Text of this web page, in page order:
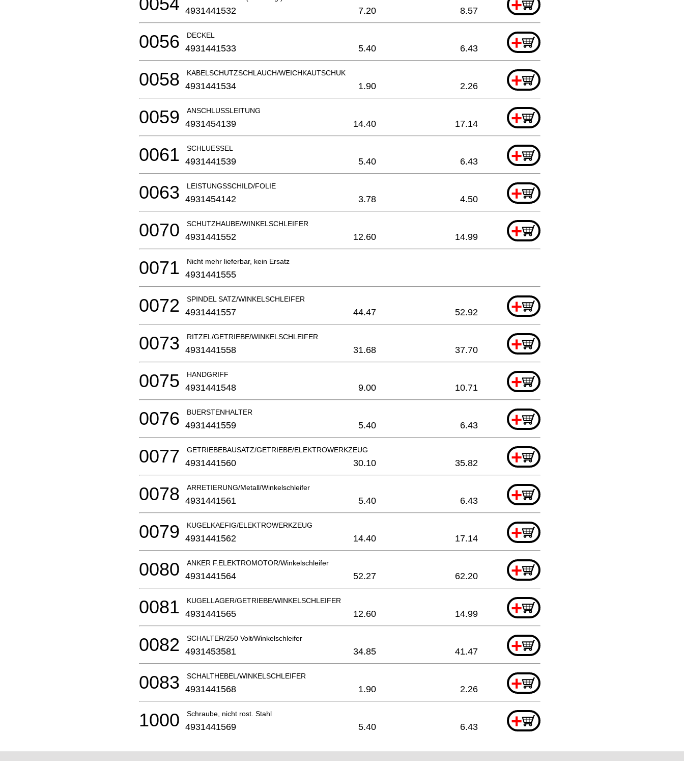
+
4931441532 7.20 8.57
DECKEL +
0056 4931441533 5.40 6.43
KABELSCHUTZSCHLAUCH/WEICHKAUTSCHUK +
0058 4931441534 1.90 2.26
ANSCHLUSSLEITUNG +
0059 4931454139 14.40 17.14
SCHLUESSEL +
0061 4931441539 5.40 6.43
LEISTUNGSSCHILD/FOLIE +
0063 4931454142 3.78 4.50
SCHUTZHAUBE/WINKELSCHLEIFER +
0070 4931441552 12.60 14.99
Nicht mehr lieferbar, kein Ersatz
0071 4931441555
SPINDEL SATZ/WINKELSCHLEIFER +
0072 4931441557 44.47 52.92
RITZEL/GETRIEBE/WINKELSCHLEIFER +
0073 4931441558 31.68 37.70
HANDGRIFF +
0075 4931441548 9.00 10.71
BUERSTENHALTER +
0076 4931441559 5.40 6.43
GETRIEBEBAUSATZ/GETRIEBE/ELEKTROWERKZEUG +
0077 4931441560 30.10 35.82
ARRETIERUNG/Metall/Winkelschleifer +
0078 4931441561 5.40 6.43
KUGELKAEFIG/ELEKTROWERKZEUG +
0079 4931441562 14.40 17.14
ANKER F.ELEKTROMOTOR/Winkelschleifer +
0080 4931441564 52.27 62.20
KUGELLAGER/GETRIEBE/WINKELSCHLEIFER +
0081 4931441565 12.60 14.99
SCHALTER/250 Volt/Winkelschleifer +
0082 4931453581 34.85 41.47
SCHALTHEBEL/WINKELSCHLEIFER +
0083 4931441568 1.90 2.26
Schraube, nicht rost. Stahl +
1000 4931441569 5.40 6.43